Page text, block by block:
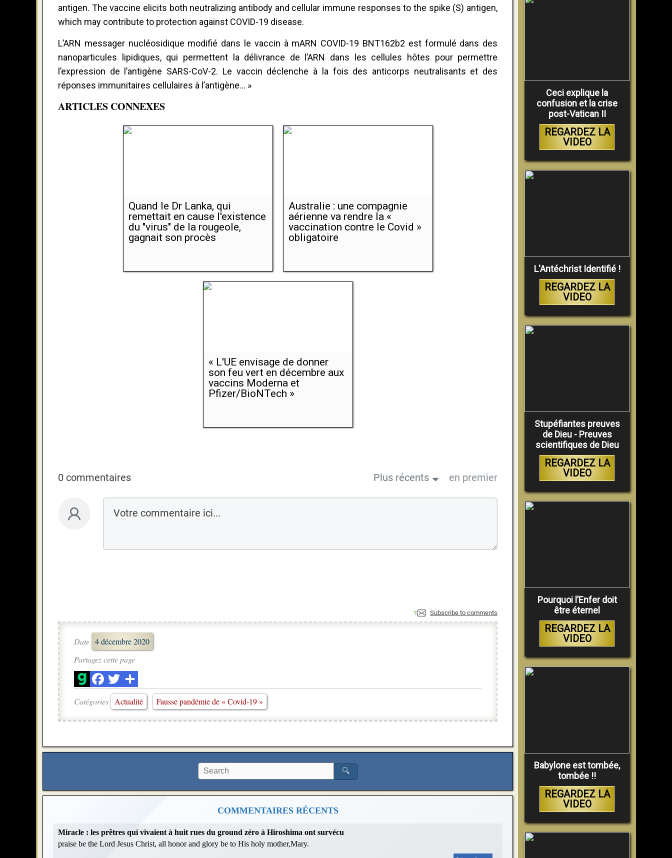
antigen. The vaccine elicits both neutralizing antibody and cellular immune responses to the spike (S) antigen,
which may contribute to protection against COVID-19 disease.
L’ARN messager nucléosidique modifié dans le vaccin à mARN COVID-19 BNT162b2 est formulé dans des
nanoparticules lipidiques, qui permettent la délivrance de l’ARN dans les cellules hôtes pour permettre
l’expression de l’antigène SARS-CoV-2. Le vaccin déclenche à la fois des anticorps neutralisants et des
réponses immunitaires cellulaires à l’antigène… »
ARTICLES CONNEXES
Quand le Dr Lanka, qui
remettait en cause l'existence
du "virus" de la rougeole,
gagnait son procès
Australie : une compagnie
aérienne va rendre la «
vaccination contre le Covid »
obligatoire
« L'UE envisage de donner
son feu vert en décembre aux
vaccins Moderna et
Pfizer/BioNTech »
0 commentaires Plus récents en premier
Subscribe to comments
Date 4 décembre 2020
Partagez cette page
Catégories Actualité Fausse pandémie de « Covid-19 »
🔍
COMMENTAIRES RÉCENTS
Miracle : les prêtres qui vivaient à huit rues du ground zéro à Hiroshima ont survécu
praise be the Lord Jesus Christ, all honor and glory be to His holy mother,Mary.
Ceci explique la
confusion et la crise
post-Vatican II
REGARDEZ LA
VIDEO
L'Antéchrist Identifié !
REGARDEZ LA
VIDEO
Stupéfiantes preuves
de Dieu - Preuves
scientifiques de Dieu
REGARDEZ LA
VIDEO
Pourquoi l’Enfer doit
être éternel
REGARDEZ LA
VIDEO
Babylone est tombée,
tombée !!
REGARDEZ LA
VIDEO